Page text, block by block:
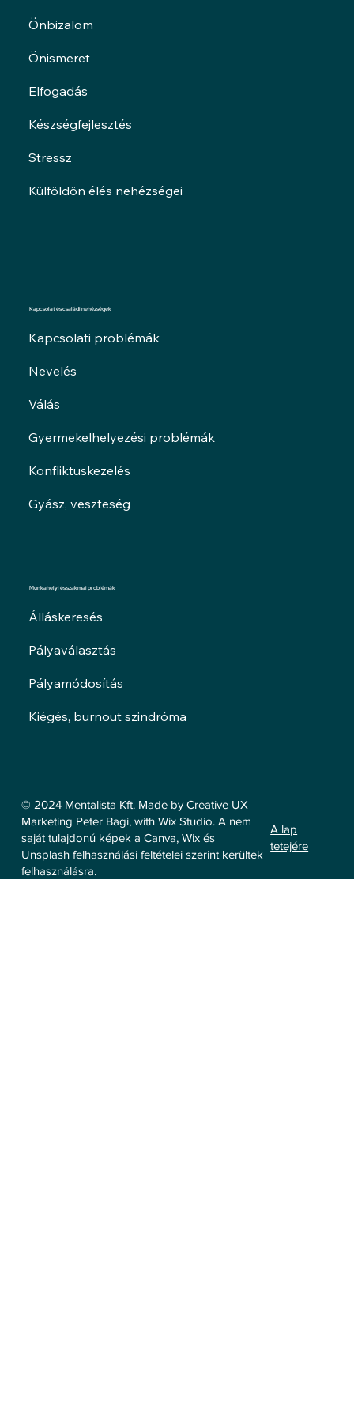
© 2024 Mentalista Kft. Made by Creative UX
Marketing Peter Bagi, with Wix Studio. A nem
saját tulajdonú képek a Canva, Wix és
Unsplash felhasználási feltételei szerint kerültek
felhasználásra.
A lap
tetejére
Kapcsolat és családi nehézségek
Kapcsolati problémák
Nevelés
Válás
Gyermekelhelyezési problémák
Konfliktuskezelés
Gyász, veszteség
Önbizalom
Önismeret
Elfogadás
Készségfejlesztés
Stressz
Külföldön élés nehézségei
Munkahelyi és szakmai problémák
Álláskeresés
Pályaválasztás
Pályamódosítás
Kiégés, burnout szindróma